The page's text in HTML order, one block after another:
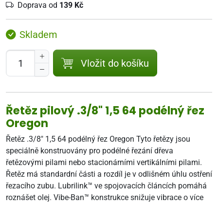
Doprava od 139 Kč
Skladem
Vložit do košíku
Řetěz pilový .3/8" 1,5 64 podélný řez
Oregon
Řetěz .3/8" 1,5 64 podélný řez Oregon Tyto řetězy jsou
speciálně konstruovány pro podélné řezání dřeva
řetězovými pilami nebo stacionárními vertikálními pilami.
Řetěz má standardní části a rozdíl je v odlišném úhlu ostření
řezacího zubu. Lubrilink™ ve spojovacích článcích pomáhá
roznášet olej. Vibe-Ban™ konstrukce snižuje vibrace o více